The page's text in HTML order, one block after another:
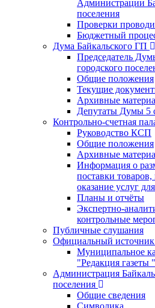
Администрации
поселения
Проверки
Бюджетный
Дума Байкальского ГП
Председатель
городского
Общие положения
Текущие
Архивные
Депутаты Думы 5
Контрольно-счетная
Руководство КСП
Общие положения
Архивные
Информация о
поставки
оказание услуг
Планы и отчёты
Экспертно-
контрольные
Публичные слушания
Официальный
Муниципальное
"Редакция газеты
Администрация
поселения
Общие сведения
Символика